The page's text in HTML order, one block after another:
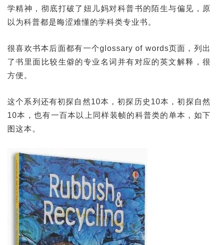
学精神，彻底打破了妞儿妈对科普书的陌生与偏见，原
以为科普都是晦涩难懂的学科类专业书。
很喜欢书本后面都有一个glossary of words页面，列出
了书里面比较生僻的专业名词并有对应的英文解释，很
方便。
这个系列还有初探自然10本，初探历史10本，初探自然
10本，也有一百本以上同样装帧的科普类的单本，如下
图这本。